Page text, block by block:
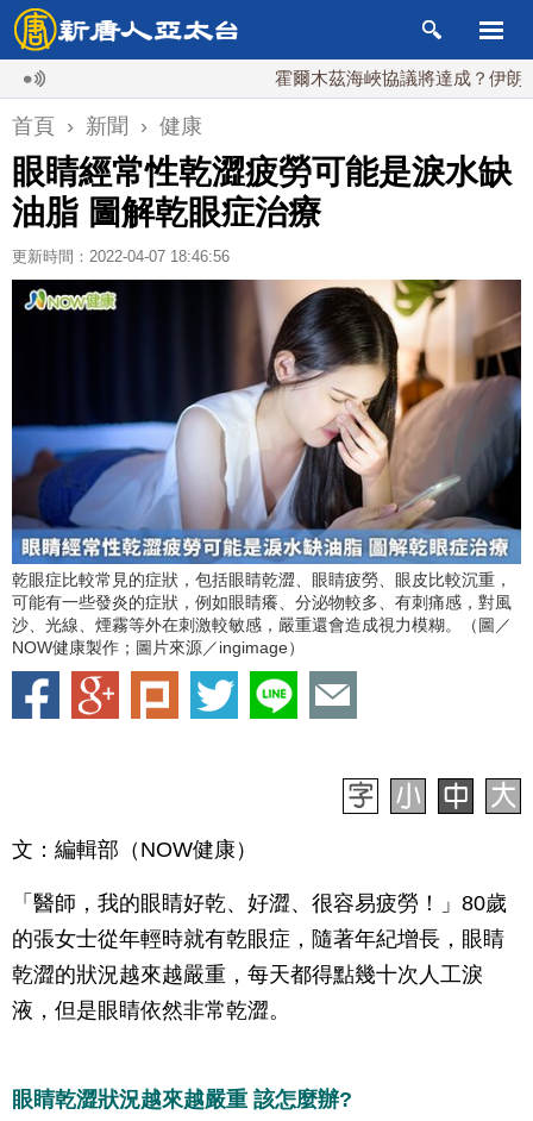
霍爾木茲海峽協議將達成？伊朗傳不收通
首頁 › 新聞 › 健康
眼睛經常性乾澀疲勞可能是淚水缺
油脂 圖解乾眼症治療
更新時間：2022-04-07 18:46:56
乾眼症比較常見的症狀，包括眼睛乾澀、眼睛疲勞、眼皮比較沉重，
可能有一些發炎的症狀，例如眼睛癢、分泌物較多、有刺痛感，對風
沙、光線、煙霧等外在刺激較敏感，嚴重還會造成視力模糊。（圖／
NOW健康製作；圖片來源／ingimage）
文：編輯部（NOW健康）
「醫師，我的眼睛好乾、好澀、很容易疲勞！」80歲
的張女士從年輕時就有乾眼症，隨著年紀增長，眼睛
乾澀的狀況越來越嚴重，每天都得點幾十次人工淚
液，但是眼睛依然非常乾澀。
眼睛乾澀狀況越來越嚴重 該怎麼辦?